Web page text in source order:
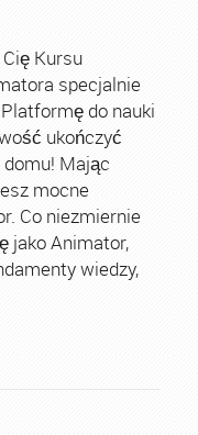
Kursu
specjalnie
do nauki
ukończyć
Mając
mocne
Co niezmiernie
jako Animator,
wiedzy,